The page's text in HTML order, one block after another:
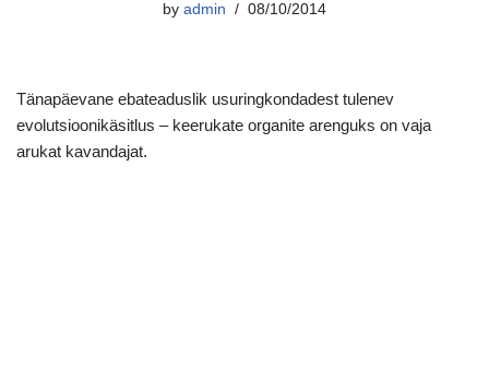
by admin 08/10/2014
Tänapäevane ebateaduslik usuringkondadest tulenev
evolutsioonikäsitlus – keerukate organite arenguks on vaja
arukat kavandajat.